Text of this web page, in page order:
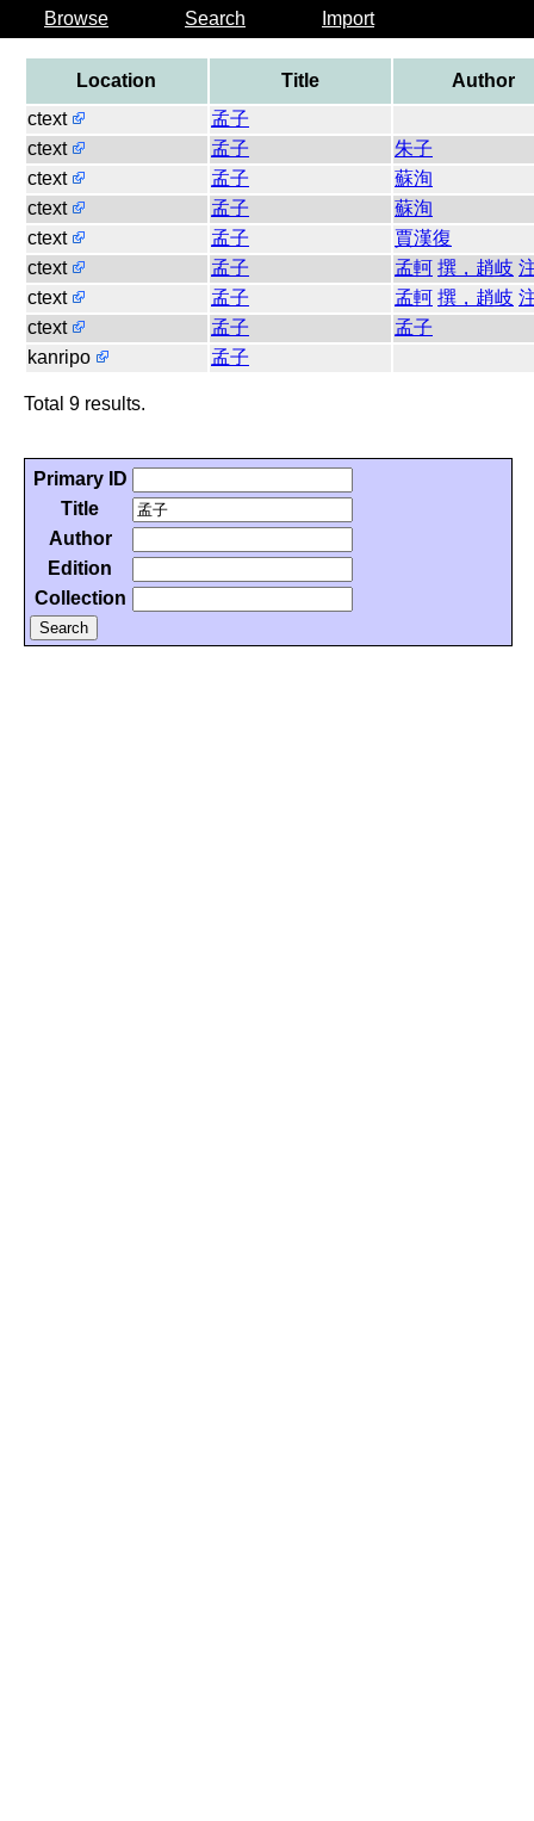
Browse Search Import
Location Title
Author
ctext
孟子
ctext
孟子
朱子
ctext
孟子
蘇洵
ctext
孟子
蘇洵
ctext
孟子
賈漢復
ctext
孟子 孟軻 撰，趙岐
ctext
孟子 孟軻 撰，趙岐
ctext
孟子
孟子
kanripo
孟子
Total 9 results.
Primary ID
Title
Author
Edition
Collection